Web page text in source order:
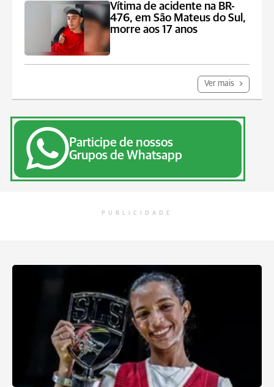
Vítima de acidente na BR-
476, em São Mateus do Sul,
morre aos 17 anos
Ver mais
Participe de nossos
Grupos de Whatsapp
PUBLICIDADE